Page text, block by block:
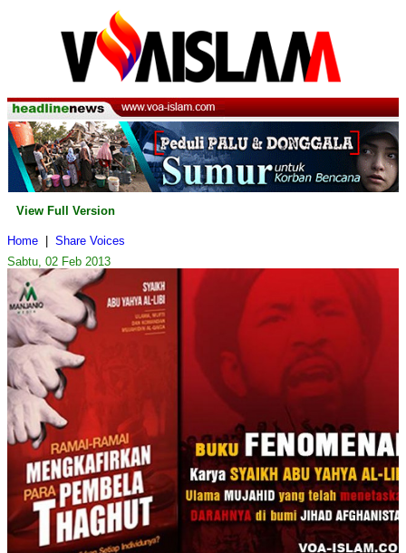
View Full Version
Home
Share Voices
Sabtu, 02 Feb 2013